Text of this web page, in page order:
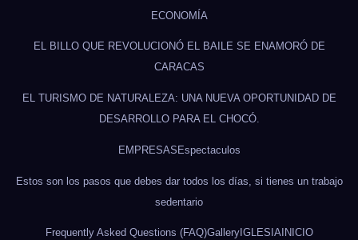
ECONOMÍA
EL BILLO QUE REVOLUCIONÓ EL BAILE SE ENAMORÓ DE
CARACAS
EL TURISMO DE NATURALEZA: UNA NUEVA OPORTUNIDAD DE
DESARROLLO PARA EL CHOCÓ.
EMPRESAS Espectaculos
Estos son los pasos que debes dar todos los días, si tienes un trabajo
sedentario
Frequently Asked Questions (FAQ)GalleryIGLESIAINICIO